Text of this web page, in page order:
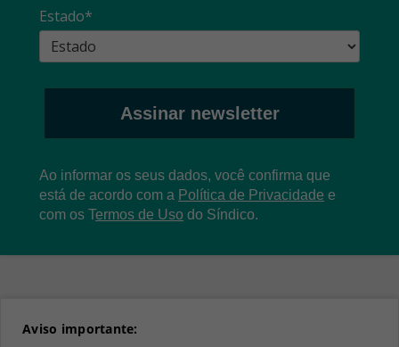
Estado*
Assinar newsletter
Ao informar os seus dados, você confirma que
está de acordo com a Política de Privacidade e
com os Termos de Uso do Síndico.
Aviso importante: